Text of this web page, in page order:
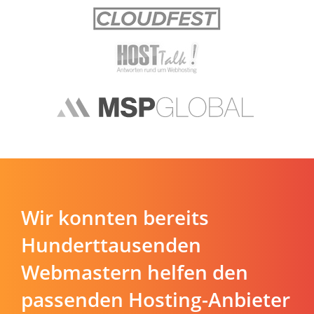
Wir konnten bereits
Hunderttausenden
Webmastern helfen den
passenden Hosting-Anbieter